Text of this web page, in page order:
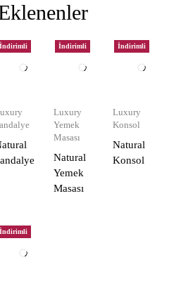
İndirimli İndirimli
Luxury
Yemek
Masası
Natural
Yemek
Masası
İndirimli
Luxury
Konsol
Natural
Konsol
İndirimli